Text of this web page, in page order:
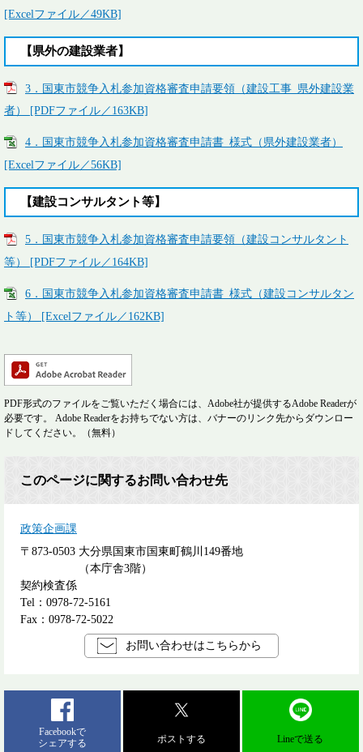
[Excelファイル／49KB]
【県外の建設業者】
3．国東市競争入札参加資格審査申請要領（建設工事_県外建設業
者） [PDFファイル／163KB]
4．国東市競争入札参加資格審査申請書_様式（県外建設業者）
[Excelファイル／56KB]
【建設コンサルタント等】
5．国東市競争入札参加資格審査申請要領（建設コンサルタント
等） [PDFファイル／164KB]
6．国東市競争入札参加資格審査申請書_様式（建設コンサルタン
ト等） [Excelファイル／162KB]
PDF形式のファイルをご覧いただく場合には、Adobe社が提供するAdobe Readerが
必要です。
Adobe Readerをお持ちでない方は、バナーのリンク先からダウンロー
ドしてください。（無料）
このページに関するお問い合わせ先
政策企画課
〒873-0503 大分県国東市国東町鶴川149番地
（本庁舎3階）
契約検査係
Tel：0978-72-5161
Fax：0978-72-5022
お問い合わせはこちらから
Facebookで
シェアする
ポストする Lineで送る